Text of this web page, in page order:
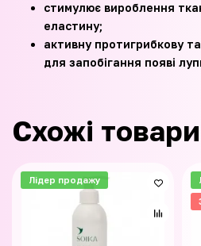
стимулює вироблення
еластину;
активну протигрибкову
для запобігання появі
Схожі товари
Лідер продажу